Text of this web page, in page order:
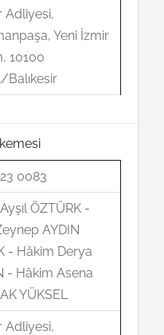
Adliyesi,
Yeni İzmir
10100
Balıkesir
0083
ÖZTÜRK -
AYDIN
- Hâkim Derya
- Hâkim Asena
YÜKSEL
Adliyesi,